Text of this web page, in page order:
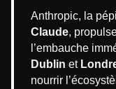
Anthropic, la
Claude,
l’embauche
Dublin et
nourrir